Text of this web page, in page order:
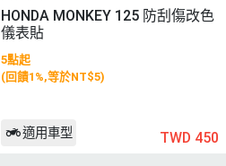
HONDA MONKEY 125 防刮傷改色
儀表貼
5點起
(回饋1%,等於NT$5)
適用車型 TWD 450